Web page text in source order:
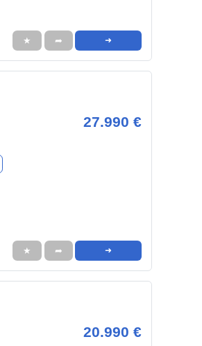
★ ➦ ➜
27.990 €
★ ➦ ➜
20.990 €